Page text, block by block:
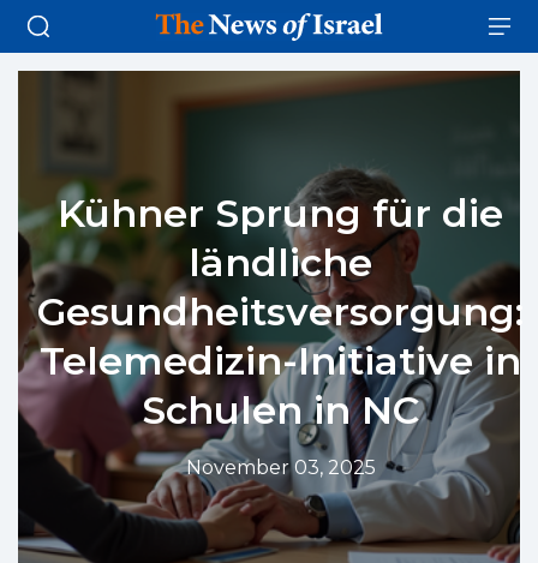
Kühner Sprung für die
ländliche
Gesundheitsversorgung:
Telemedizin-Initiative in
Schulen in NC
November 03, 2025